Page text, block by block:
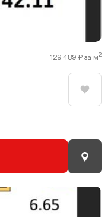
129 489 ₽ за м2